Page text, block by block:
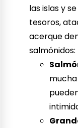
las islas y
tesoros,
acerque
salmónidos: